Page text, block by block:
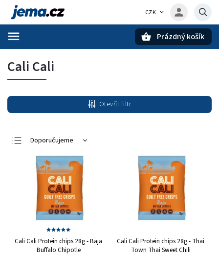
CZK
Prázdný košík
Cali Cali
Otevřít filtr
Doporučujeme
Nejlevnější
Nejdražší
Nejprodávanější
Abecedně
Cali Cali Protein chips 28g - Baja
Buffalo Chipotle
Cali Cali Protein chips 28g - Thai
Town Thai Sweet Chili